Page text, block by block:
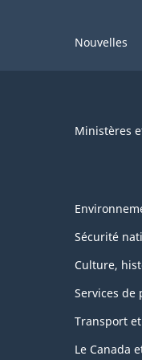
Nouvelles
Ministères
Sécurité
Culture,
Services de
Transport
Le Canada